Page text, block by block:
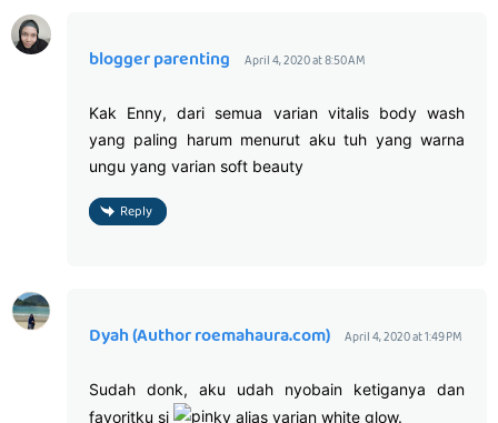
blogger parenting April 4, 2020 at 8:50 AM
Kak Enny, dari semua varian vitalis body wash
yang paling harum menurut aku tuh yang warna
ungu yang varian soft beauty
Reply
Dyah (Author roemahaura.com) April 4, 2020 at 1:49 PM
Sudah donk, aku udah nyobain ketiganya dan
favoritku si
ky alias varian white glow.